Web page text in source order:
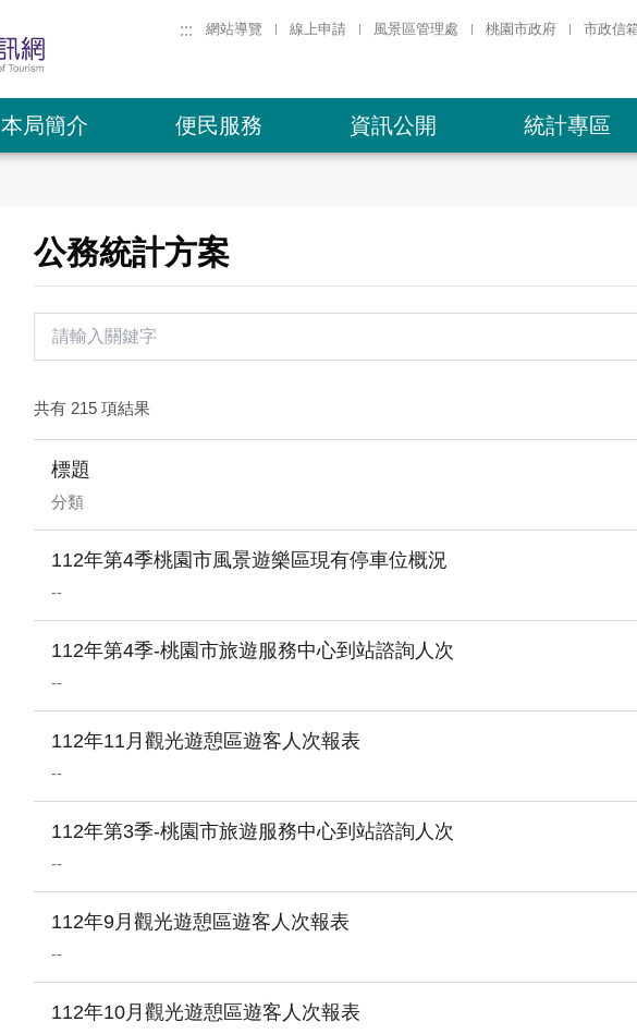
::: 網站導覽 線上申請 風景區管理處 桃園市政府 市政信
本局簡介 便民服務 資訊公開 統計專區
公務統計方案
共有 215 項結果
標題
分類
112年第4季桃園市風景遊樂區現有停車位概況
--
112年第4季-桃園市旅遊服務中心到站諮詢人次
--
112年11月觀光遊憩區遊客人次報表
--
112年第3季-桃園市旅遊服務中心到站諮詢人次
--
112年9月觀光遊憩區遊客人次報表
--
112年10月觀光遊憩區遊客人次報表